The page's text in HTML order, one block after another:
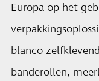
Europa op het
blanco
banderollen,